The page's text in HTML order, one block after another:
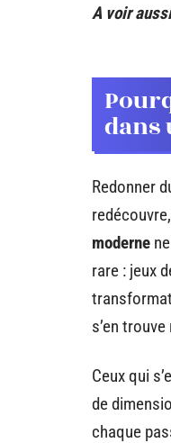
A voir
dans
Redonner
moderne
rare : jeux
s’en
Ceux qui
de
chaque